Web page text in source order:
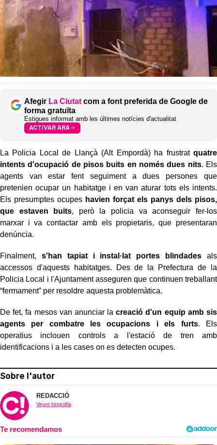
Afegir La Ciutat com a font preferida de Google de
forma gratuïta
Estigues informat amb les últimes notícies d'actualitat
ACTIVAR ARA
La Policia Local de Llançà (Alt Empordà) ha frustratquatre
intents d'ocupació de pisos buits en només dues nits. Els
agents van estar fent seguiment a dues persones que
pretenien ocupar un habitatge i en van aturar tots els intents.
Els presumptes ocupes havien forçat els panys dels pisos,
que estaven buits, però la policia va aconseguir fer-los
marxar i va contactar amb els propietaris, que presentaran
denúncia.
Finalment, s'han tapiat i instal·lat portes blindades als
accessos d'aquests habitatges. Des de la Prefectura de la
Policia Local i l'Ajuntament asseguren que continuen treballant
“fermament” per resoldre aquesta problemàtica.
De fet, fa mesos van anunciar la creació d'un equip amb sis
agents per combatre les ocupacions i els furts. Els
operatius inclouen controls a l'estació de tren amb
identificacions i a les cases on es detecten ocupes.
Sobre l'autor
REDACCIÓ
Veure biografia